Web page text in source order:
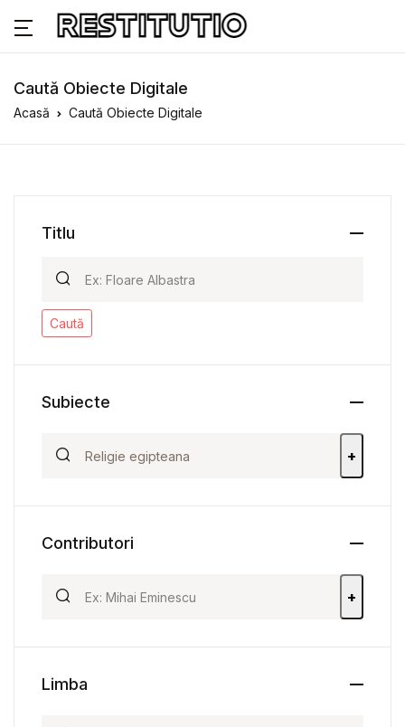
Caută Obiecte Digitale
Acasă Caută Obiecte Digitale
Titlu
Caută
Subiecte
+
Contributori
+
Limba